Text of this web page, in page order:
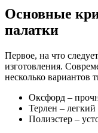
Основные
палатки
Первое, на что
изготовления.
несколько вариантов
Оксфорд –
Терлен –
Полиэстер –